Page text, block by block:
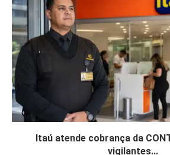
Itaú atende cobrança da
vigilantes...